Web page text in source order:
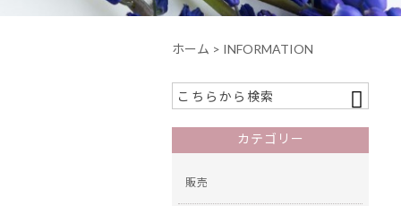
ホーム > INFORMATION
カテゴリー
販売